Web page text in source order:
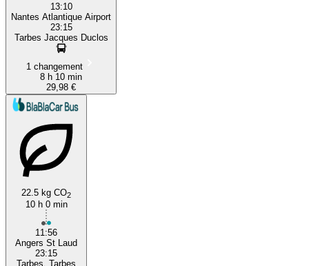
13:10
Nantes Atlantique Airport
23:15
Tarbes Jacques Duclos
1 changement
8 h 10 min
29,98 €
22.5 kg CO2
10 h 0 min
11:56
Angers St Laud
23:15
Tarbes, Tarbes